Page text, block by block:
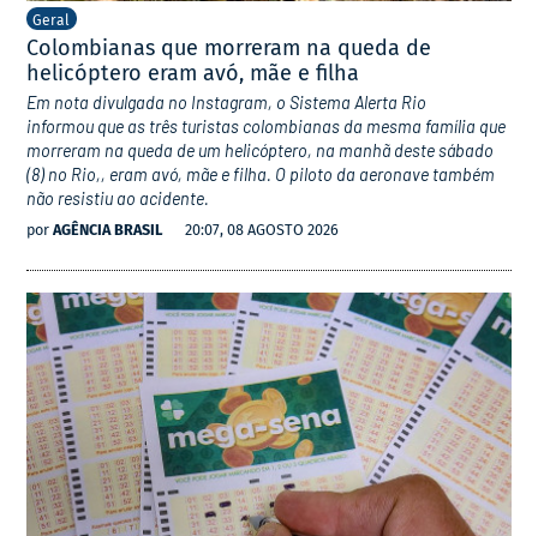
Geral
Colombianas que morreram na queda de
helicóptero eram avó, mãe e filha
Em nota divulgada no Instagram, o Sistema Alerta Rio
informou que as três turistas colombianas da mesma família que
morreram na queda de um helicóptero, na manhã deste sábado
(8) no Rio,, eram avó, mãe e filha. O piloto da aeronave também
não resistiu ao acidente.
por AGÊNCIA BRASIL 20:07, 08 AGOSTO 2026